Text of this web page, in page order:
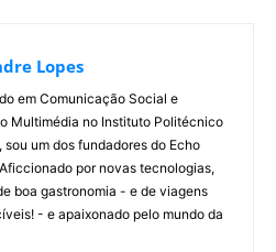
Lopes
em Comunicação Social e
Multimédia no Instituto Politécnico
sou um dos fundadores do Echo
por novas tecnologias,
boa gastronomia - e de viagens
- e apaixonado pelo mundo da